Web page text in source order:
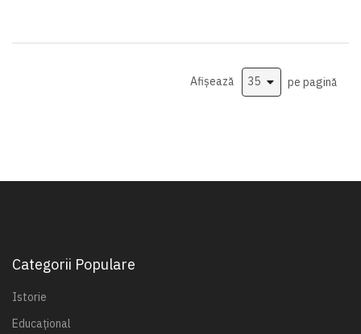
Afișează pe pagină
Categorii Populare
Istorie
Educațional